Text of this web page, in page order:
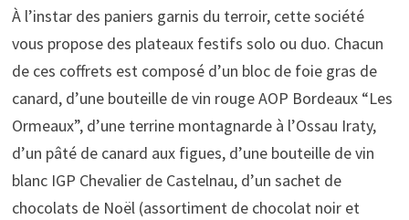
À l’instar des paniers garnis du terroir, cette société
vous propose des plateaux festifs solo ou duo. Chacun
de ces coffrets est composé d’un bloc de foie gras de
canard, d’une bouteille de vin rouge AOP Bordeaux “Les
Ormeaux”, d’une terrine montagnarde à l’Ossau Iraty,
d’un pâté de canard aux figues, d’une bouteille de vin
blanc IGP Chevalier de Castelnau, d’un sachet de
chocolats de Noël (assortiment de chocolat noir et